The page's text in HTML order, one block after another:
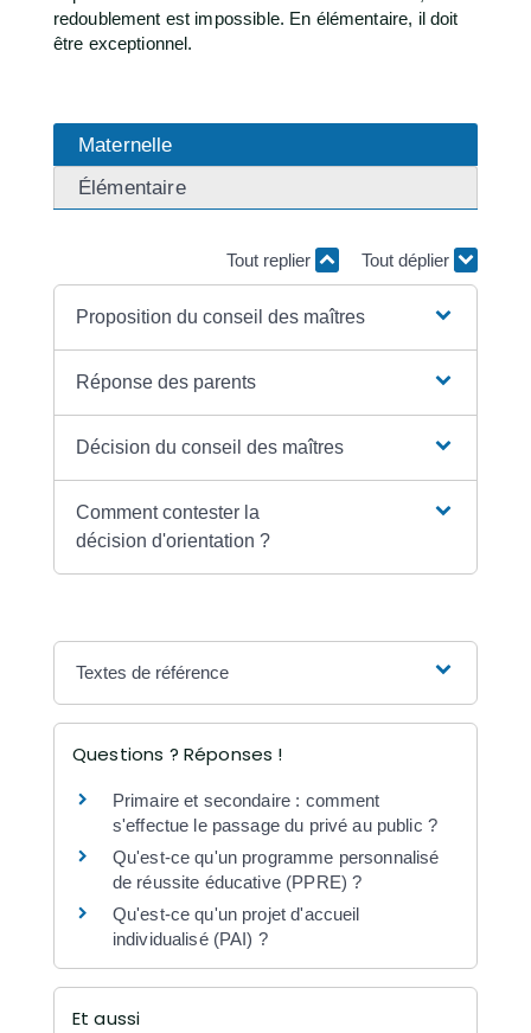
redoublement est impossible. En élémentaire, il doit
être exceptionnel.
Maternelle
Élémentaire
Tout replier Tout déplier
Proposition du conseil des maîtres
Réponse des parents
Décision du conseil des maîtres
Comment contester la
décision d'orientation ?
Textes de référence
Questions ? Réponses !
Primaire et secondaire : comment
s'effectue le passage du privé au public ?
Qu'est-ce qu'un programme personnalisé
de réussite éducative (PPRE) ?
Qu'est-ce qu'un projet d'accueil
individualisé (PAI) ?
Et aussi